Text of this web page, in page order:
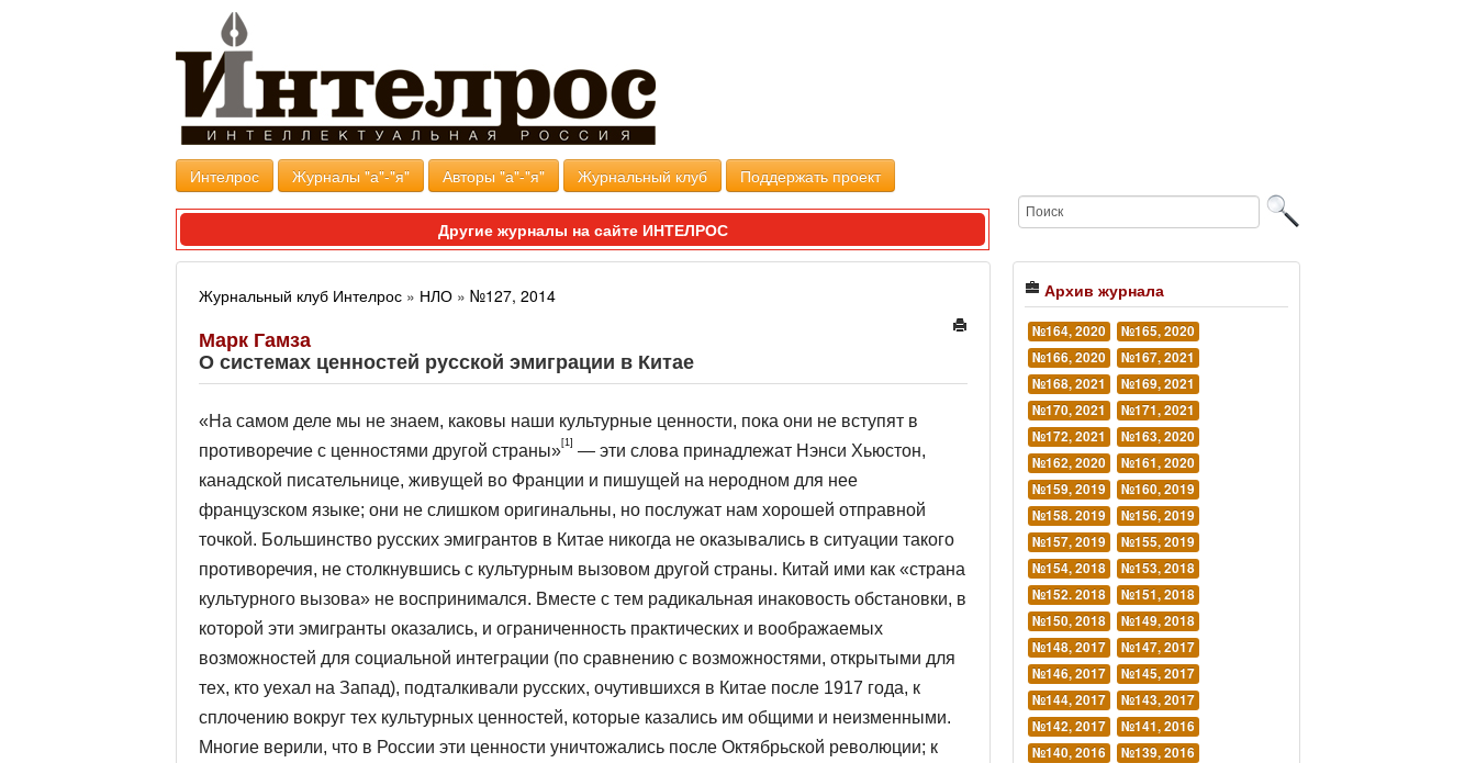
Интелрос Журналы "а"-"я" Авторы "а"-"я" Журнальный клуб Поддержать проект
Другие журналы на сайте ИНТЕЛРОС
Журнальный клуб Интелрос » НЛО » №127, 2014
Марк Гамза
О системах ценностей русской эмиграции в Китае
«На самом деле мы не знаем, каковы наши культурные ценности, пока они не вступят в
противоречие с ценностями другой страны»[1] — эти слова при­надлежат Нэнси Хьюстон,
канадской писательнице, живущей во Франции и пишущей на неродном для нее
французском языке; они не слишком ори­гинальны, но послужат нам хорошей отправной
точкой. Большинство рус­ских эмигрантов в Китае никогда не оказывались в ситуации такого
проти­воречия, не столкнувшись с культурным вызовом другой страны. Китай ими как «страна
культурного вызова» не воспринимался. Вместе с тем ра­дикальная инаковость обстановки, в
которой эти эмигранты оказались, и ограниченность практических и воображаемых
возможностей для социаль­ной интеграции (по сравнению с возможностями, открытыми для
тех, кто уехал на Запад), подталкивали русских, очутившихся в Китае после 1917 года, к
сплочению вокруг тех культурных ценностей, которые казались им общими и неизменными.
Многие верили, что в России эти ценности уничтожались после Октябрьской революции; к
Архив журнала
№164, 2020
№165, 2020
№166, 2020
№167, 2021
№168, 2021
№169, 2021
№170, 2021
№171, 2021
№172, 2021
№163, 2020
№162, 2020
№161, 2020
№159, 2019
№160, 2019
№158. 2019
№156, 2019
№157, 2019
№155, 2019
№154, 2018
№153, 2018
№152. 2018
№151, 2018
№150, 2018
№149, 2018
№148, 2017
№147, 2017
№146, 2017
№145, 2017
№144, 2017
№143, 2017
№142, 2017
№141, 2016
№140, 2016
№139, 2016